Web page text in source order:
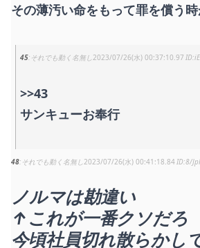
その薄汚い命をもって罪を償う
45 それでも動く名無し 2023/07/26(水) 00:37:10.97
>>43
サンキューお奉行
48 それでも動く名無し 2023/07/26(水) 00:41:18.84 8/
ノルマは勘違い
↑これが一番クソだろ
今頃社員切れ散らかし